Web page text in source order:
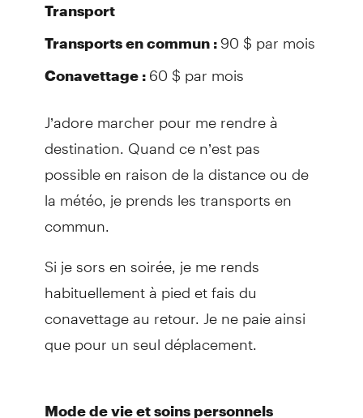
Transport
Transports en commun : 90 $ par mois
Conavettage : 60 $ par mois
J’adore marcher pour me rendre à
destination. Quand ce n’est pas
possible en raison de la distance ou de
la météo, je prends les transports en
commun.
Si je sors en soirée, je me rends
habituellement à pied et fais du
conavettage au retour. Je ne paie ainsi
que pour un seul déplacement.
Mode de vie et soins personnels